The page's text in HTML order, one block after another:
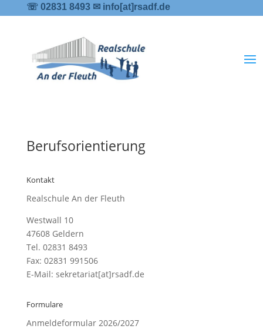
☏ 02831 8493 ✉ info[at]rsadf.de
Berufsorientierung
Kontakt
Realschule An der Fleuth
Westwall 10
47608 Geldern
Tel. 02831 8493
Fax: 02831 991506
E-Mail: sekretariat[at]rsadf.de
Formulare
Anmeldeformular 2026/2027